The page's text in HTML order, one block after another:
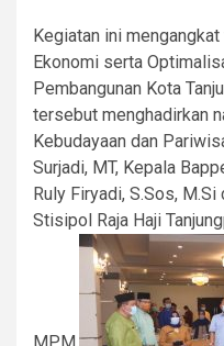
Kegiatan ini
Ekonomi serta
Pembangunan Kota
tersebut menghadirkan
Kebudayaan dan
Surjadi, MT, Kepala
Ruly Firyadi, S.Sos,
Stisipol Raja Haji